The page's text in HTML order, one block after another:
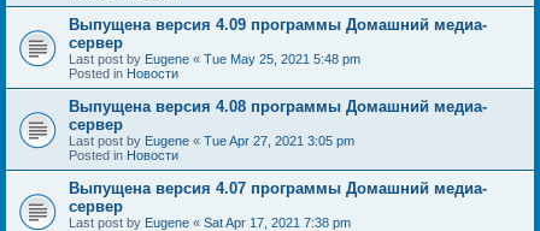
Выпущена версия 4.09 программы Домашний медиа-
сервер
Last post by Eugene « Tue May 25, 2021 5:48 pm
Posted in Новости
Выпущена версия 4.08 программы Домашний медиа-
сервер
Last post by Eugene « Tue Apr 27, 2021 3:05 pm
Posted in Новости
Выпущена версия 4.07 программы Домашний медиа-
сервер
Last post by Eugene « Sat Apr 17, 2021 7:38 pm